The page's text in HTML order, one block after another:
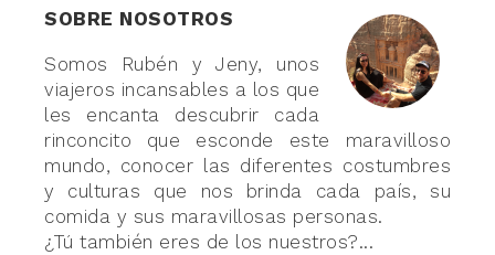
SOBRE NOSOTROS
Somos Rubén y Jeny, unos
viajeros incansables a los que
les encanta descubrir cada
rinconcito que esconde este maravilloso
mundo, conocer las diferentes costumbres
y culturas que nos brinda cada país, su
comida y sus maravillosas personas.
¿Tú también eres de los nuestros?...